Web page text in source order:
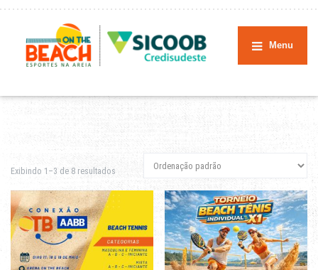
Menu
Exibindo 1–3 de 8 resultados